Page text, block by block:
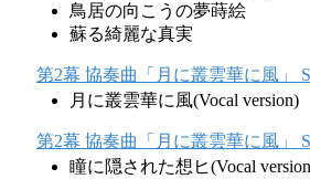
鳥居の向こうの夢蒔絵
蘇る綺麗な真実
第2幕 協奏曲「月に叢雲華に風」
月に叢雲華に風(Vocal version)
第2幕 協奏曲「月に叢雲華に風」
瞳に隠された想ヒ(Vocal